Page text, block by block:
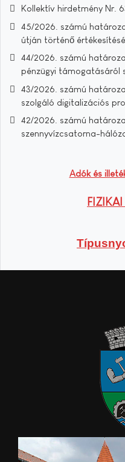
Kollektív hirdetmény Nr.
45/2026. számú
útján történő
44/2026. számú
pénzügyi
43/2026. számú
szolgáló digitalizációs
42/2026. számú
szennyvízcsatorna-
Adók és
FIZIKAI